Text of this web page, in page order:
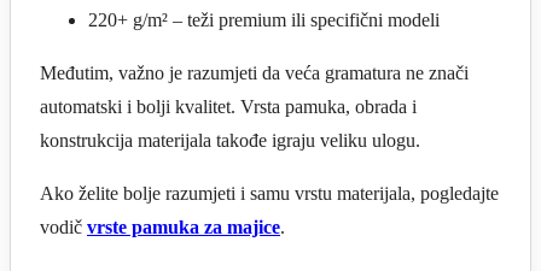
220+ g/m² – teži premium ili specifični modeli
Međutim, važno je razumjeti da veća gramatura ne znači
automatski i bolji kvalitet. Vrsta pamuka, obrada i
konstrukcija materijala takođe igraju veliku ulogu.
Ako želite bolje razumjeti i samu vrstu materijala, pogledajte
vodič vrste pamuka za majice.